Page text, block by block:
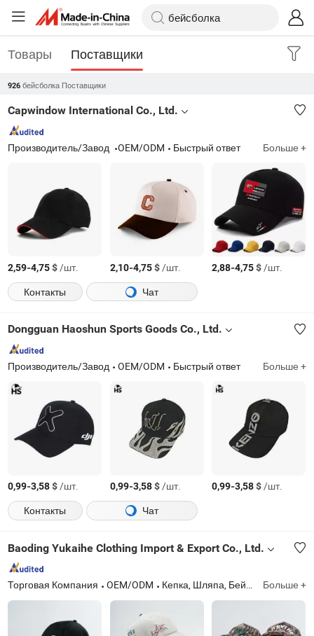
Товары Поставщики
926 бейсболка Поставщики
Capwindow International Co., Ltd.
Производитель/Завод OEM/ODM Быстрый ответ Больше +
2,59-4,75$/шт. 2,10-4,75$/шт. 2,88-4,75$/шт.
Контакты
Чат
Dongguan Haoshun Sports Goods Co., Ltd.
Производитель/Завод OEM/ODM Быстрый ответ Больше +
0,99-3,58$/шт. 0,99-3,58$/шт. 0,99-3,58$/шт.
Контакты
Чат
Baoding Yukaihe Clothing Import & Export Co., Ltd.
Торговая Компания OEM/ODM Кепка, Шляпа, Бейсбольная кепка, Кепка-ведро, Шапка, Беговая кепка, Snapback кепки, Спортивная шляпа, Тракерская кепка, Кемпинговая кепка Больше +